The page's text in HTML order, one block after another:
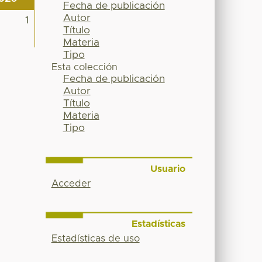
1
Fecha de publicación
Autor
Título
Materia
Tipo
Esta colección
Fecha de publicación
Autor
Título
Materia
Tipo
Usuario
Acceder
Estadísticas
Estadísticas de uso